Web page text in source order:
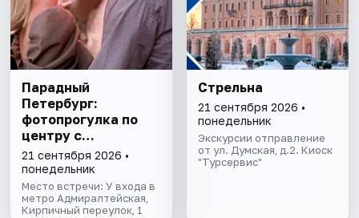
Парадный
Петербург:
фотопрогулка по
центру с
профессиональным
фотографом
21 сентября 2026 •
понедельник
Место встречи: У входа в
метро Адмиралтейская,
Кирпичный переулок, 1
Стрельна
21 сентября 2026 •
понедельник
Экскурсии отправление
от ул. Думская, д.2. Киоск
"Турсервис"